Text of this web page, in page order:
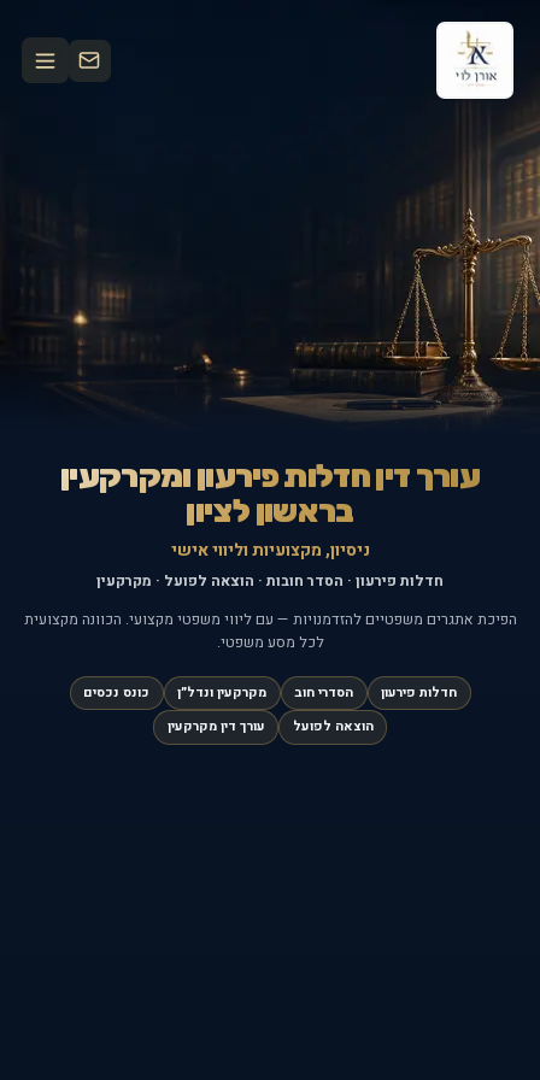
עורך דין חדלות פירעון ומקרקעין
בראשון לציון
ניסיון, מקצועיות וליווי אישי
חדלות פירעון · הסדר חובות · הוצאה לפועל · מקרקעין
הפיכת אתגרים משפטיים להזדמנויות — עם ליווי משפטי מקצועי. הכוונה מקצועית
לכל מסע משפטי.
חדלות פירעון הסדרי חוב מקרקעין ונדל״ן
כונס נכסים
הוצאה לפועל
עורך דין מקרקעין